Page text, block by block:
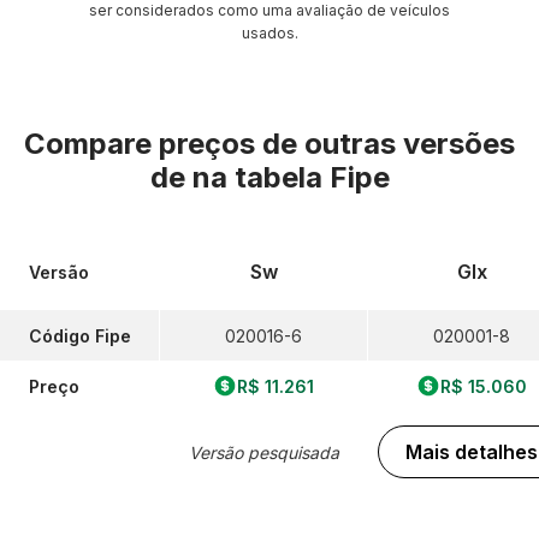
ser considerados como uma avaliação de veículos
usados.
Compare preços de outras versões
de na tabela Fipe
Versão
Código Fipe
Preço
Sw
020016-6
R$ 11.261
Versão pesquisada
Glx
020001-8
R$ 15.060
Mais detalhes